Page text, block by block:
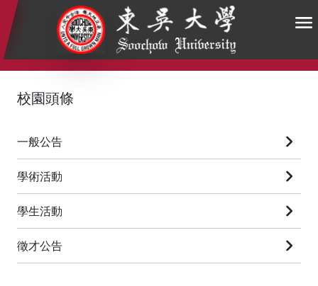
:::
校園頭條
一般公告
學術活動
學生活動
徵才公告